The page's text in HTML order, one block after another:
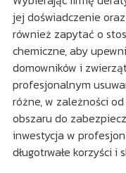
jej doświadczenie
również zapytać o
chemiczne, aby
domowników i
profesjonalnym
różne, w zależności
obszaru do
inwestycja w
długotrwałe korzyści